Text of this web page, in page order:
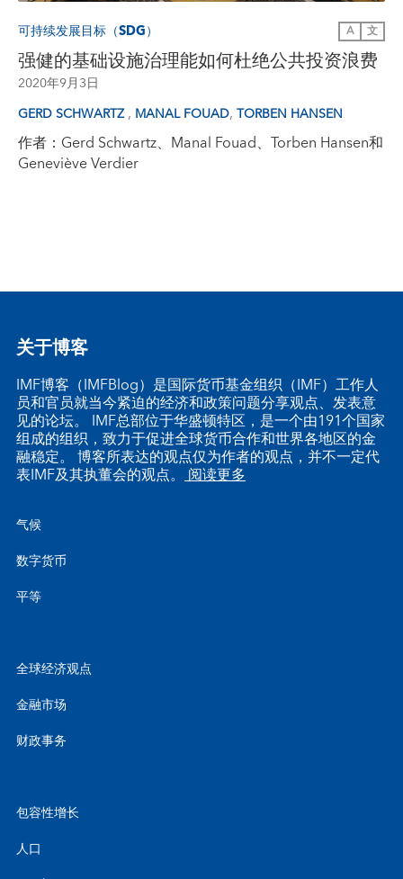
可持续发展目标（SDG） A 文
强健的基础设施治理能如何杜绝公共投资浪费
2020年9月3日
GERD SCHWARTZ, MANAL FOUAD, TORBEN HANSEN
作者：Gerd Schwartz、Manal Fouad、Torben Hansen和
Geneviève Verdier
关于博客
IMF博客（IMFBlog）是国际货币基金组织（IMF）工作人
员和官员就当今紧迫的经济和政策问题分享观点、发表意
见的论坛。 IMF总部位于华盛顿特区，是一个由191个国家
组成的组织，致力于促进全球货币合作和世界各地区的金
融稳定。 博客所表达的观点仅为作者的观点，并不一定代
表IMF及其执董会的观点。 阅读更多
气候
数字货币
平等
全球经济观点
金融市场
财政事务
包容性增长
人口